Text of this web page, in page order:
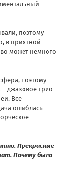
поэтому
в приятной
может немного
поэтому
– джазовое трио
Все
ошиблась
Прекрасные
Почему была